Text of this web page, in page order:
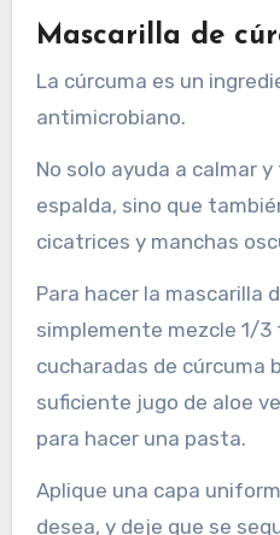
Mascarilla de
La cúrcuma es un
antimicrobiano.
No solo ayuda a calmar
espalda, sino que
cicatrices y manchas
Para hacer la mascarilla
simplemente mezcle 1/3
cucharadas de cúrcuma
suficiente jugo de aloe
para hacer una pasta.
Aplique una capa
desea, y deje que se